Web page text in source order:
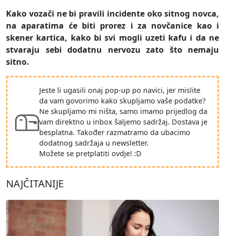
Kako vozači ne bi pravili incidente oko sitnog novca,
na aparatima će biti prorez i za novčanice kao i
skener kartica, kako bi svi mogli uzeti kafu i da ne
stvaraju sebi dodatnu nervozu zato što nemaju
sitno.
Jeste li ugasili onaj pop-up po navici, jer mislite
da vam govorimo kako skupljamo vaše podatke?
Ne skupljamo mi ništa, samo imamo prijedlog da
vam direktno u inbox šaljemo sadržaj. Dostava je
besplatna. Također razmatramo da ubacimo
dodatnog sadržaja u newsletter.
Možete se pretplatiti ovdje! :D
NAJČITANIJE